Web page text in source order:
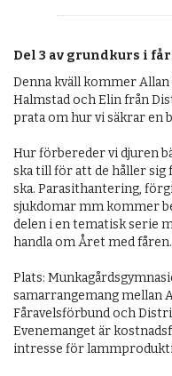
Del 3 av grundkurs i
Denna kväll kommer
Halmstad och Elin från
prata om hur vi säkrar en
Hur förbereder vi djuren
ska till för att de håller sig
ska. Parasithantering,
sjukdomar mm kommer
delen i en tematisk serie
handla om Året med fåren.
Plats:
samarrangemang mellan
Fåravelsförbund och
Evenemanget är
intresse för